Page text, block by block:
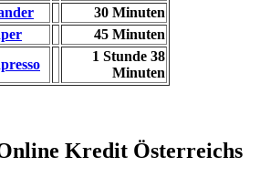
30 Minuten
45 Minuten
1 Stunde 38
Minuten
Kredit Österreichs